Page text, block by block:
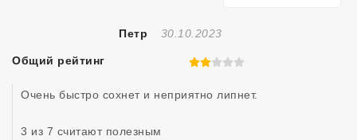
Петр Отзыв Создан
30.10.2023
Общий рейтинг 2 из 5
Очень быстро сохнет и неприятно липнет.
3 из 7 считают полезным